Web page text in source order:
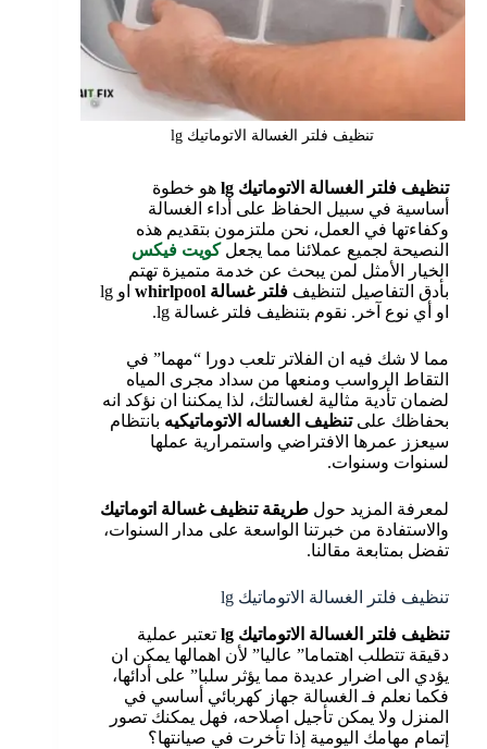
تنظيف فلتر الغسالة الاتوماتيك lg
تنظيف فلتر الغسالة الاتوماتيك
هو خطوة
أساسية في سبيل الحفاظ على أداء الغسالة
وكفاءتها في العمل، نحن ملتزمون بتقديم هذه
النصيحة لجميع عملائنا مما يجعلكويت فيكس
الخيار الأمثل لمن يبحث عن خدمة متميزة تهتم
بأدق التفاصيل لتنظيف فلتر غسالة whirlpool
او lg
او أي نوع آخر. نقوم بتنظيف فلتر غسالة lg.
مما لا شك فيه ان الفلاتر تلعب دورا “مهما” في
التقاط الرواسب ومنعها من سداد مجرى المياه
لضمان تأدية مثالية لغسالتك، لذا يمكننا ان نؤكد انه
بحفاظك علىتنظيف الغساله الاتوماتيكيه بانتظام
سيعزز عمرها الافتراضي واستمرارية عملها
لسنوات وسنوات.
لمعرفة المزيد حول طريقة تنظيف غسالة اتوماتيك
والاستفادة من خبرتنا الواسعة على مدار السنوات،
تفضل بمتابعة مقالنا.
تنظيف فلتر الغسالة الاتوماتيك lg
تنظيف فلتر الغسالة الاتوماتيك lg تعتبر عملية
دقيقة تتطلب اهتماما” عاليا” لأن اهمالها يمكن ان
يؤدي الى اضرار عديدة مما يؤثر سلبا” على أدائها،
فكما نعلم فـ الغسالة جهاز كهربائي أساسي في
المنزل ولا يمكن تأجيل اصلاحه، فهل يمكنك تصور
إتمام مهامك اليومية إذا تأخرت في صيانتها؟